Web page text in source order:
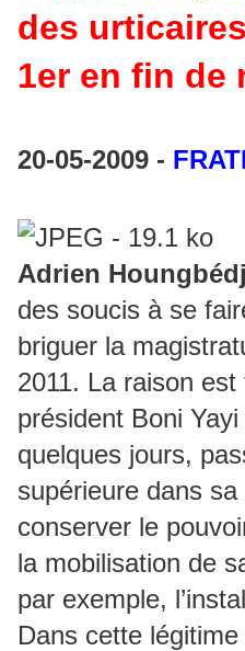
des
1er en fin de
20-05-2009 -
Adrien
des soucis à se
briguer la
2011. La raison
président Boni
quelques jours,
supérieure dans
conserver le
la mobilisation de
par exemple,
Dans cette